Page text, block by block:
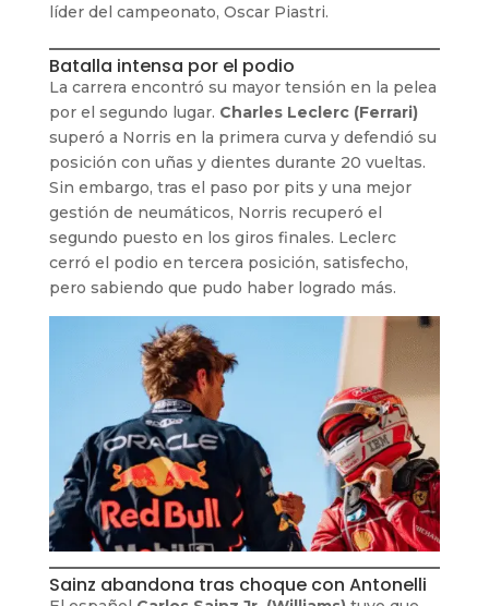
líder del campeonato, Oscar Piastri.
Batalla intensa por el podio
La carrera encontró su mayor tensión en la pelea
por el segundo lugar. Charles Leclerc (Ferrari)
superó a Norris en la primera curva y defendió su
posición con uñas y dientes durante 20 vueltas.
Sin embargo, tras el paso por pits y una mejor
gestión de neumáticos, Norris recuperó el
segundo puesto en los giros finales. Leclerc
cerró el podio en tercera posición, satisfecho,
pero sabiendo que pudo haber logrado más.
Sainz abandona tras choque con Antonelli